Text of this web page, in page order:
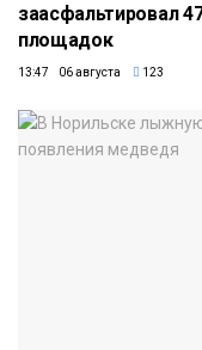
заасфальтировал
площадок
13:47 06 августа 123